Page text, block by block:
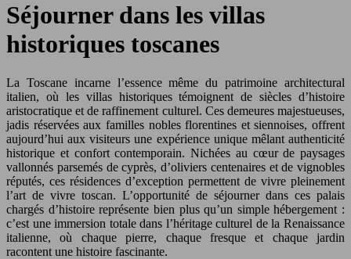
Séjourner dans les villas
historiques toscanes
La Toscane incarne l’essence même du patrimoine architectural
italien, où les villas historiques témoignent de siècles d’histoire
aristocratique et de raffinement culturel. Ces demeures majestueuses,
jadis réservées aux familles nobles florentines et siennoises, offrent
aujourd’hui aux visiteurs une expérience unique mêlant authenticité
historique et confort contemporain. Nichées au cœur de paysages
vallonnés parsemés de cyprès, d’oliviers centenaires et de vignobles
réputés, ces résidences d’exception permettent de vivre pleinement
l’art de vivre toscan. L’opportunité de séjourner dans ces palais
chargés d’histoire représente bien plus qu’un simple hébergement :
c’est une immersion totale dans l’héritage culturel de la Renaissance
italienne, où chaque pierre, chaque fresque et chaque jardin
racontent une histoire fascinante.